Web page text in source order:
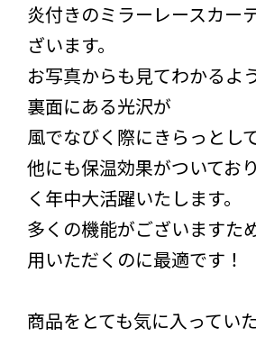
炎付きのミラーレースカー
ざいます。
お写真からも見てわかるよ
裏面にある光沢が
風でなびく際にきらっとし
他にも保温効果がついてお
く年中大活躍いたします。
多くの機能がございますた
用いただくのに最適です！
商品をとても気に入ってい